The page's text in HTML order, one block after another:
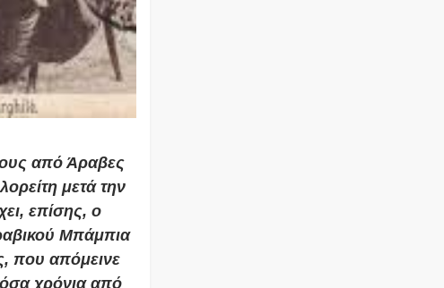
από Άραβες
μετά την
επίσης, ο
Μπάμπια
που απόμεινε
χρόνια από